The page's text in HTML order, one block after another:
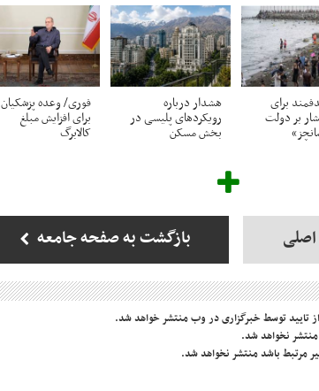
برای
بر دولت
هشدار درباره
رویکردهای پلیسی در
بخش مسکن
فوری/ وعده پزشکیان
برای افزایش مبلغ
کالابرگ
بازگشت به صفحه جامعه
تایید توسط خبرگزاری در وب منتشر خواهد شد.
منتشر نخواهد شد.
مرتبط باشد منتشر نخواهد شد.